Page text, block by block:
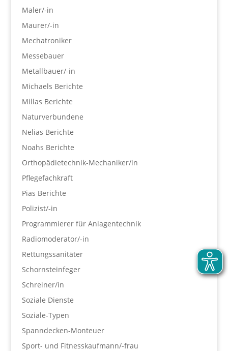
Maler/-in
Maurer/-in
Mechatroniker
Messebauer
Metallbauer/-in
Michaels Berichte
Millas Berichte
Naturverbundene
Nelias Berichte
Noahs Berichte
Orthopädietechnik-Mechaniker/in
Pflegefachkraft
Pias Berichte
Polizist/-in
Programmierer für Anlagentechnik
Radiomoderator/-in
Rettungssanitäter
Schornsteinfeger
Schreiner/in
Soziale Dienste
Soziale-Typen
Spanndecken-Monteuer
Sport- und Fitnesskaufmann/-frau